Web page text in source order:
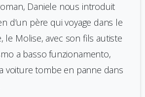
Daniele nous introduit
d’un père qui voyage dans le
le Molise, avec son fils autiste
a basso funzionamento,
voiture tombe en panne dans